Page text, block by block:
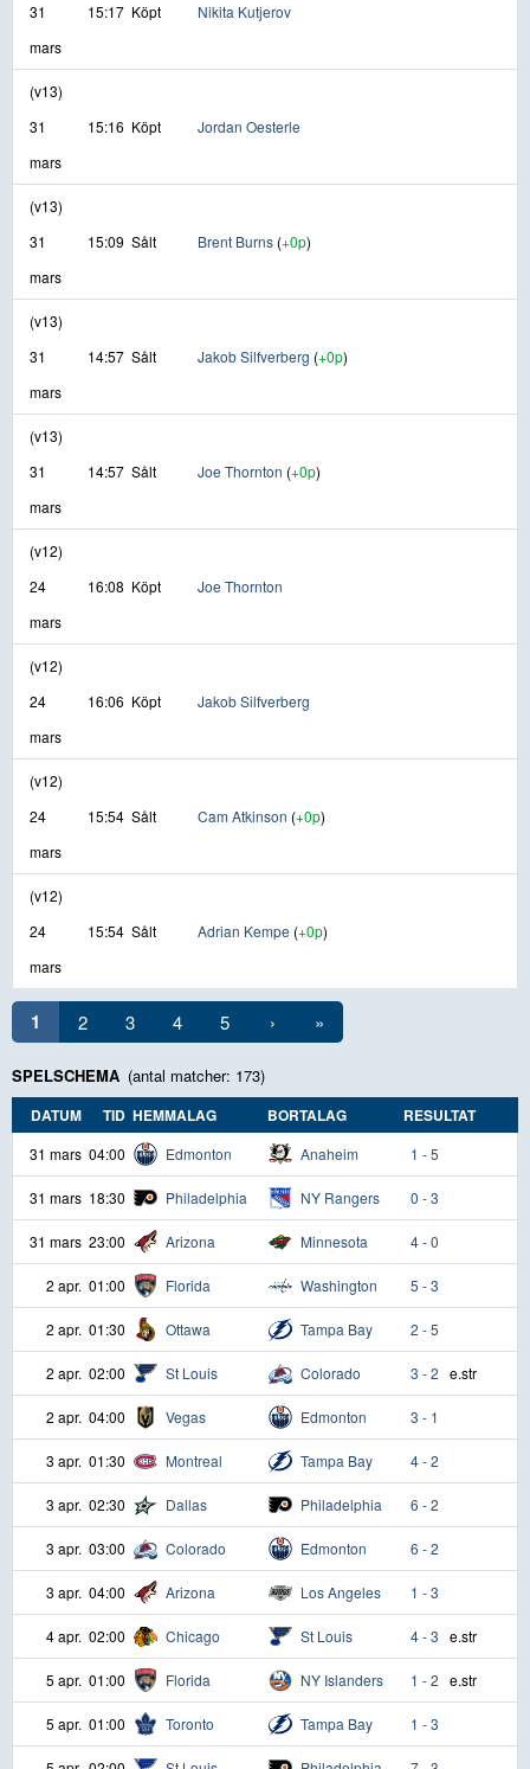
31
mars
15:17 Köpt Nikita Kutjerov
(v13)
31
mars
15:16 Köpt Jordan Oesterle
(v13)
31
mars
15:09 Sålt Brent Burns (+0p)
(v13)
31
mars
14:57 Sålt Jakob Silfverberg (+0p)
(v13)
31
mars
14:57 Sålt Joe Thornton (+0p)
(v12)
24
mars
16:08 Köpt Joe Thornton
(v12)
24
mars
16:06 Köpt Jakob Silfverberg
(v12)
24
mars
15:54 Sålt Cam Atkinson (+0p)
(v12)
24
mars
15:54 Sålt Adrian Kempe (+0p)
1 2 3 4 5 › »
SPELSCHEMA (antal matcher: 173)
DATUM TID HEMMALAG BORTALAG RESULTAT
31 mars 04:00 Edmonton Anaheim 1 - 5
31 mars 18:30 Philadelphia NY Rangers 0 - 3
31 mars 23:00 Arizona Minnesota 4 - 0
2 apr. 01:00 Florida Washington 5 - 3
2 apr. 01:30 Ottawa Tampa Bay 2 - 5
2 apr. 02:00 St Louis Colorado 3 - 2 e.str
2 apr. 04:00 Vegas Edmonton 3 - 1
3 apr. 01:30 Montreal Tampa Bay 4 - 2
3 apr. 02:30 Dallas Philadelphia 6 - 2
3 apr. 03:00 Colorado Edmonton 6 - 2
3 apr. 04:00 Arizona Los Angeles 1 - 3
4 apr. 02:00 Chicago St Louis 4 - 3 e.str
5 apr. 01:00 Florida NY Islanders 1 - 2 e.str
5 apr. 01:00 Toronto Tampa Bay 1 - 3